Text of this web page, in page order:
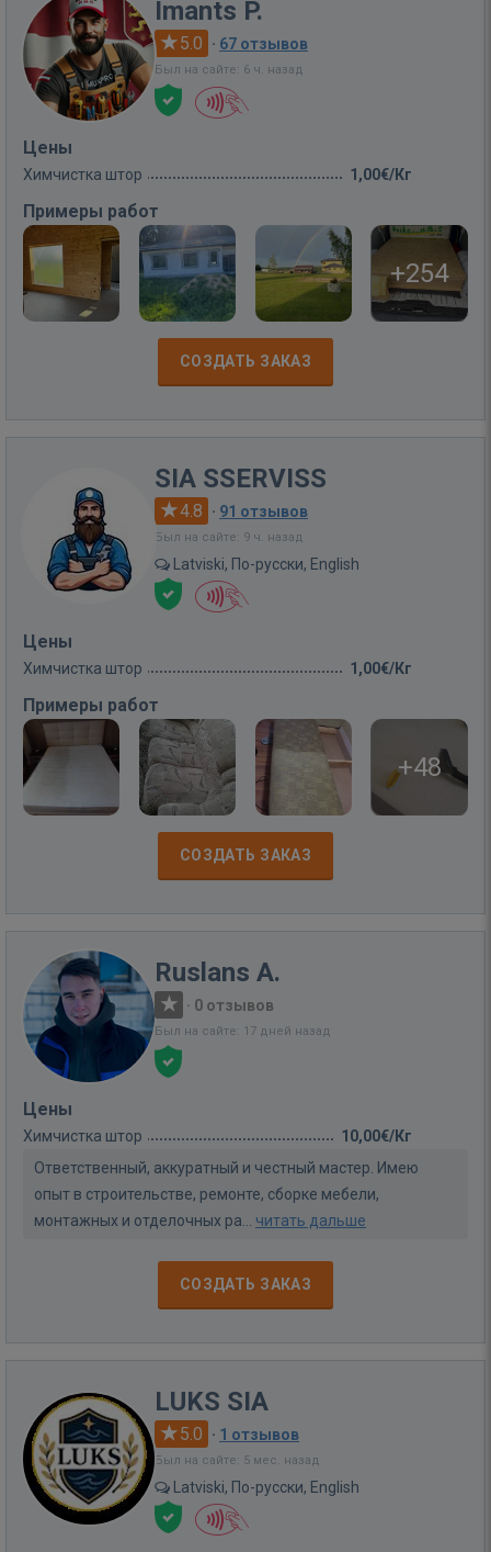
Imants P.
5.0 · 67 отзывов
Был на сайте: 6 ч. назад
Цены
Химчистка штор 1,00€/Кг
Примеры работ
+254
СОЗДАТЬ ЗАКАЗ
SIA SSERVISS
4.8 · 91 отзывов
Был на сайте: 9 ч. назад
Latviski, По-русски, English
Цены
Химчистка штор 1,00€/Кг
Примеры работ
+48
СОЗДАТЬ ЗАКАЗ
Ruslans A.
· 0 отзывов
Был на сайте: 17 дней назад
Цены
Химчистка штор
10,00€/Кг
Ответственный, аккуратный и честный мастер. Имею
опыт в строительстве, ремонте, сборке мебели,
монтажных и отделочных ра... читать дальше
СОЗДАТЬ ЗАКАЗ
LUKS SIA
5.0 · 1 отзывов
Был на сайте: 5 мес. назад
Latviski, По-русски, English